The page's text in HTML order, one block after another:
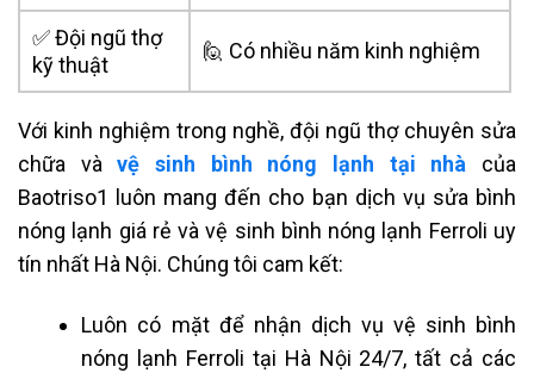
✅ Đội ngũ thợ
kỹ thuật
🙋 Có nhiều năm kinh nghiệm
Với kinh nghiệm trong nghề, đội ngũ thợ chuyên sửa
chữa vàvệ sinh bình nóng lạnh tại nhà của
Baotriso1 luôn mang đến cho bạn dịch vụ sửa bình
nóng lạnh giá rẻ và vệ sinh bình nóng lạnh Ferroli uy
tín nhất Hà Nội. Chúng tôi cam kết:
Luôn có mặt để nhận dịch vụ vệ sinh bình
nóng lạnh Ferroli tại Hà Nội 24/7, tất cả các